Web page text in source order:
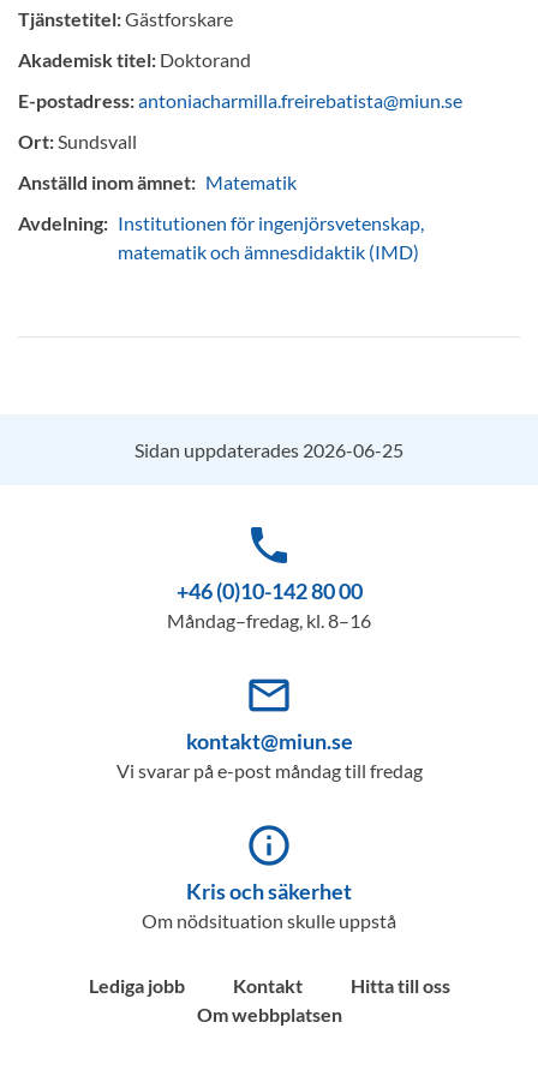
Tjänstetitel:Gästforskare
Akademisk titel: Doktorand
E-postadress:antoniacharmilla.freirebatista@miun.se
Ort:Sundsvall
Anställd inom ämnet: Matematik
Avdelning: Institutionen för ingenjörsvetenskap,
matematik och ämnesdidaktik (IMD)
Sidan uppdaterades 2026-06-25
phone
+46 (0)10-142 80 00
Måndag–fredag, kl. 8–16
mail_outline
kontakt@miun.se
Vi svarar på e-post måndag till fredag
info_outline
Kris och säkerhet
Om nödsituation skulle uppstå
Lediga jobb Kontakt
Hitta till oss
Om webbplatsen